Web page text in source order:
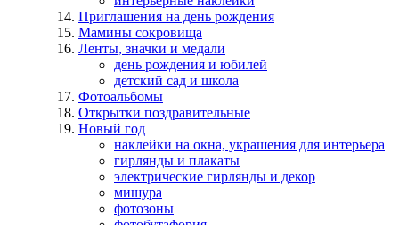
Приглашения на день рождения
Мамины сокровища
Ленты, значки и медали
день рождения и юбилей
детский сад и школа
Фотоальбомы
Открытки поздравительные
Новый год
наклейки на окна, украшения для интерьера
гирлянды и плакаты
электрические гирлянды и декор
мишура
фотозоны